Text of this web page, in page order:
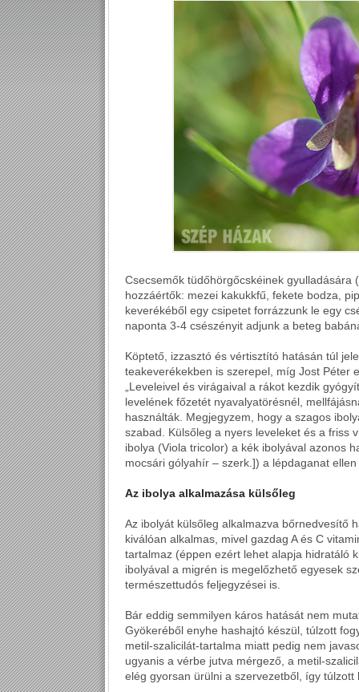
Csecsemők tüdőhörgőcskéinek
hozzáértők: mezei kakukkfű, fekete bodza,
keverékéből egy csipetet forrázzunk le egy
naponta 3-4 csészényit adjunk a beteg
Köptető, izzasztó és vértisztító hatásán túl
teakeverékekben is szerepel, míg Jost Péter
„Leveleivel és virágaival a rákot kezdik
levelének főzetét nyavalyatörésnél,
használták. Megjegyzem, hogy a szagos
szabad. Külsőleg a nyers leveleket és a friss
ibolya (Viola tricolor) a kék ibolyával azonos
mocsári gólyahír – szerk.]) a lépdaganat
Az ibolya alkalmazása külsőleg
Az ibolyát külsőleg alkalmazva bőrnedvesítő
kiválóan alkalmas, mivel gazdag A és C
tartalmaz (éppen ezért lehet alapja hidratáló
ibolyával a migrén is megelőzhető egyesek
természettudós feljegyzései is.
Bár eddig semmilyen káros hatását nem
Gyökeréből enyhe hashajtó készül, túlzott
metil-szalicilát-tartalma miatt pedig nem
ugyanis a vérbe jutva mérgező, a metil-
elég gyorsan ürülni a szervezetből, így